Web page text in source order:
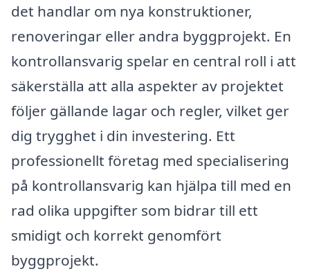
det handlar om nya konstruktioner,
renoveringar eller andra byggprojekt. En
kontrollansvarig spelar en central roll i att
säkerställa att alla aspekter av projektet
följer gällande lagar och regler, vilket ger
dig trygghet i din investering. Ett
professionellt företag med specialisering
på kontrollansvarig kan hjälpa till med en
rad olika uppgifter som bidrar till ett
smidigt och korrekt genomfört
byggprojekt.